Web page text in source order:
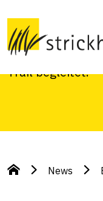
Am Strickhof
eingeweiht. An
Landwirtschaft,
Trail begleitet.
News